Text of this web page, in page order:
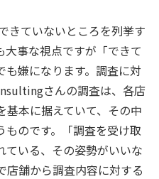
きていないところを列挙す
大事な視点ですが「できて
も嫌になります。調査に対
さんの調査は、各店
本に据えていて、その中
ものです。「調査を受け取
ている、その姿勢がいいな
店舗から調査内容に対する